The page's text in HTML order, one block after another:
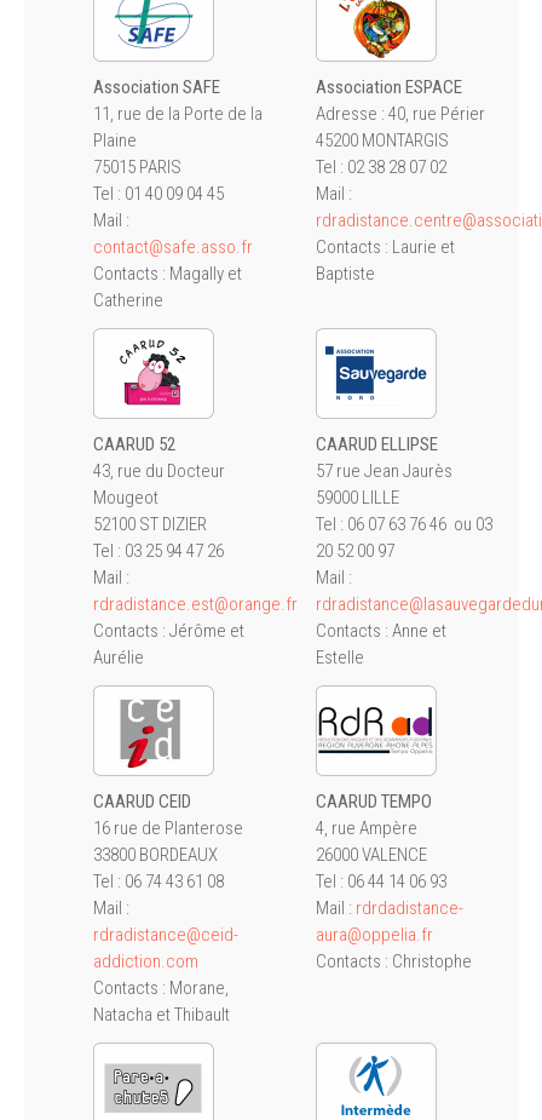
Association SAFE
11, rue de la Porte de la
Plaine
75015 PARIS
Tel : 01 40 09 04 45
Mail :
contact@safe.asso.fr
Contacts : Magally et
Catherine
Association ESPACE
Adresse : 40, rue Périer
45200 MONTARGIS
Tel : 02 38 28 07 02
Mail :
Contacts : Laurie et
Baptiste
CAARUD 52
43, rue du Docteur
Mougeot
52100 ST DIZIER
Tel : 03 25 94 47 26
Mail :
rdradistance.est@orange.fr
Contacts : Jérôme et
Aurélie
CAARUD ELLIPSE
57 rue Jean Jaurès
59000 LILLE
Tel : 06 07 63 76 46 ou 03
20 52 00 97
Mail :
Contacts : Anne et
Estelle
CAARUD CEID
16 rue de Planterose
33800 BORDEAUX
Tel : 06 74 43 61 08
Mail :
rdradistance@ceid-
addiction.com
Contacts : Morane,
Natacha et Thibault
CAARUD TEMPO
4, rue Ampère
26000 VALENCE
Tel : 06 44 14 06 93
Mail : rdrdadistance-
aura@oppelia.fr
Contacts : Christophe